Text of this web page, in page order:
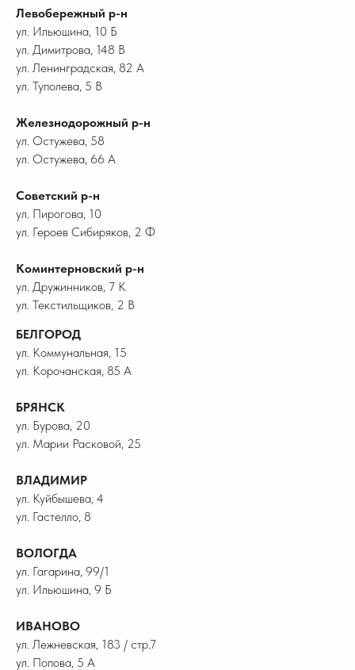
Левобережный р-н
ул. Ильюшина, 10 Б
ул. Димитрова, 148 В
ул. Ленинградская, 82 А
ул. Туполева, 5 В
Железнодорожный р-н
ул. Остужева, 58
ул. Остужева, 66 А
Советский р-н
ул. Пирогова, 10
ул. Героев Сибиряков, 2 Ф
Коминтерновский р-н
ул. Дружинников, 7 К
ул. Текстильщиков, 2 В
БЕЛГОРОД
ул. Коммунальная, 15
ул. Корочанская, 85 А
БРЯНСК
ул. Бурова, 20
ул. Марии Расковой, 25
ВЛАДИМИР
ул. Куйбышева, 4
ул. Гастелло, 8
ВОЛОГДА
ул. Гагарина, 99/1
ул. Ильюшина, 9 Б
ИВАНОВО
ул. Лежневская, 183 / стр.7
ул. Попова, 5 А